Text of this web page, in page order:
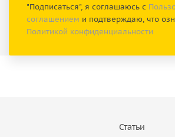
"Подписаться", я соглашаюсь с
соглашением и подтверждаю, что
Политикой конфиденциальности
Статьи